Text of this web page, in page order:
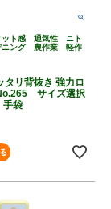
ット感 通気性 ニト
ニング 農作業 軽作
リ背抜き 強力ロ
サイズ選択
袋